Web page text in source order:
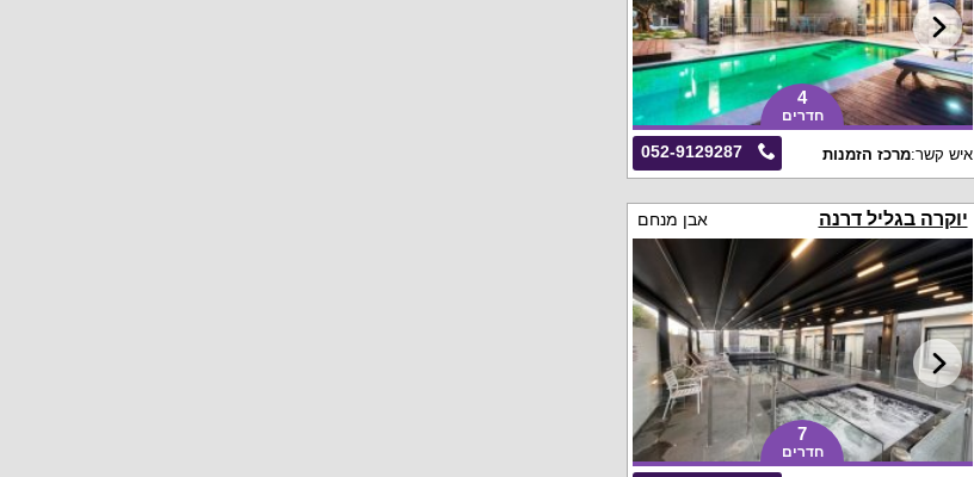
4
חדרים
052-9129287 איש קשר:מרכז הזמנות
יוקרה בגליל דרנה אבן מנחם
7
חדרים